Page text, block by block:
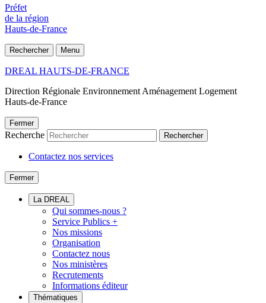
Préfet
de la région
Hauts-de-France
Rechercher Menu
DREAL HAUTS-DE-FRANCE
Direction Régionale Environnement Aménagement Logement
Hauts-de-France
Fermer
Recherche Rechercher
Contactez nos services
Fermer
La DREAL
Qui sommes-nous ?
Service Publics +
Nos missions
Organisation
Contactez nous
Nos ministères
Recrutements
Informations éditeur
Thématiques